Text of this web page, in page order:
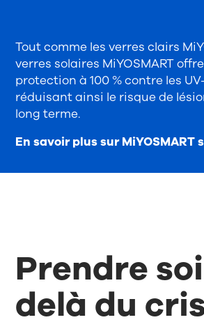
Tout comme les verres clairs
verres solaires MiYOSMART
protection à 100 % contre les
réduisant ainsi le risque de
long terme.
En savoir plus sur MiYOSMART
Prendre
delà du